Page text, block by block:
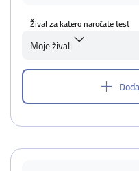
Žival za katero naročate test
Moje živali